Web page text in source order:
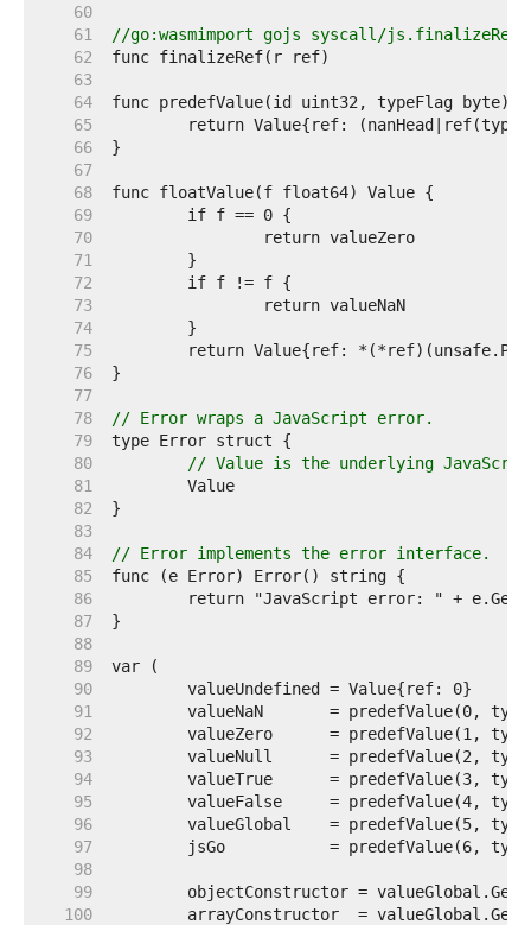
    60
    61
//go:wasmimport gojs syscall/js.finalizeRef
    62
    63
    64
    65
    66
    67
    68
    69
    70
    71
    72
    73
    74
    75
    76
    77
    78
// Error wraps a JavaScript error.
    79
    80
// Value is the underlying
    81
    82
    83
    84
// Error implements the error interface.
    85
    86
    87
    88
    89
    90
    91
    92
    93
    94
    95
    96
    97
jsGo           = predefValue(6,
    98
    99
   100